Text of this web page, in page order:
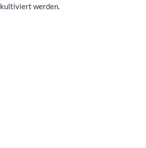
kultiviert werden.